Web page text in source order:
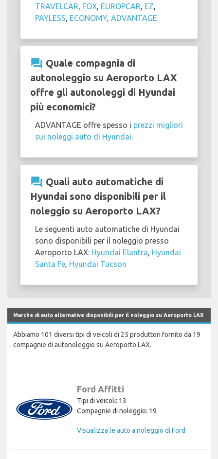
TRAVELCAR FOX EUROPCAR EZ
PAYLESS ECONOMY, ADVANTAGE
question_answer Quale compagnia di
autonoleggio su Aeroporto LAX
offre gli autonoleggi di Hyundai
più economici?
ADVANTAGE offre spesso i prezzi migliori
sui noleggi auto di Hyundai
question_answer Quali auto automatiche di
Hyundai sono disponibili per il
noleggio su Aeroporto LAX?
Le seguenti auto automatiche di Hyundai
sono disponibili per il noleggio presso
Aeroporto LAX: Hyundai Elantra Hyundai
Santa Fe Hyundai Tucson
Marche di auto alternative disponibili per il noleggio su Aeroporto LAX
Abbiamo 101 diversi tipi di veicoli di 25 produttori fornito da 19
compagnie di autonoleggio su Aeroporto LAX.
Ford Affitti
Tipi di veicoli: 13
Compagnie di noleggio: 19
Visualizza le auto a noleggio di Ford